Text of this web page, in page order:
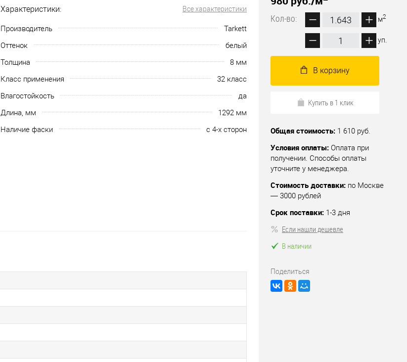
Характеристики: Все характеристики
Производитель
Tarkett
Оттенок
белый
Толщина
8 мм
Класс применения
32 класс
Влагостойкость
да
Длина, мм
1292 мм
Наличие фаски
с 4-х сторон
Кол-во:
м2
уп.
В корзину
Купить в 1 клик
Общая стоимость: 1 610 руб.
Условия оплаты: Оплата при
получении. Способы оплаты
уточните у менеджера.
Стоимость доставки: по Москве
— 3000 рублей
Срок поставки: 1-3 дня
Если нашли дешевле
В наличии
Поделиться